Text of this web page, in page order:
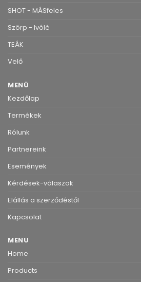
SHOT - MÁSfeles
Szörp - Ivólé
TEÁK
Velő
MENÜ
Kezdőlap
Termékek
Rólunk
Partnereink
Események
Kérdések-válaszok
Elállás a szerződéstől
Kapcsolat
MENU
Home
Products